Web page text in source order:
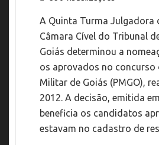
A Quinta Turma Julgadora
Câmara Cível do Tribunal
Goiás determinou a
os aprovados no concurso
Militar de Goiás (PMGO),
2012. A decisão, emitida
beneficia os candidatos
estavam no cadastro de